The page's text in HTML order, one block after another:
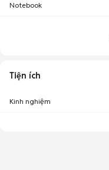
Notebook
Tiện ích
Kinh nghiệm